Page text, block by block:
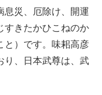
息災、厄除け、開運
すきたかひこねのか
と）です。味耜高彦
り、日本武尊は、武